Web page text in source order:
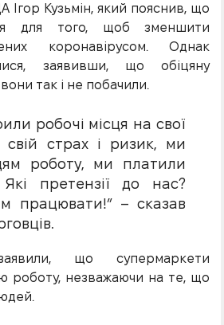
Ігор Кузьмін, який пояснив, що
для того, щоб зменшити
коронавірусом. Однак
заявивши, що обіцяну
так і не побачили.
робочі місця на свої
свій страх і ризик, ми
роботу, ми платили
претензії до нас?
працювати!” – сказав
що супермаркети
роботу, незважаючи на те, що